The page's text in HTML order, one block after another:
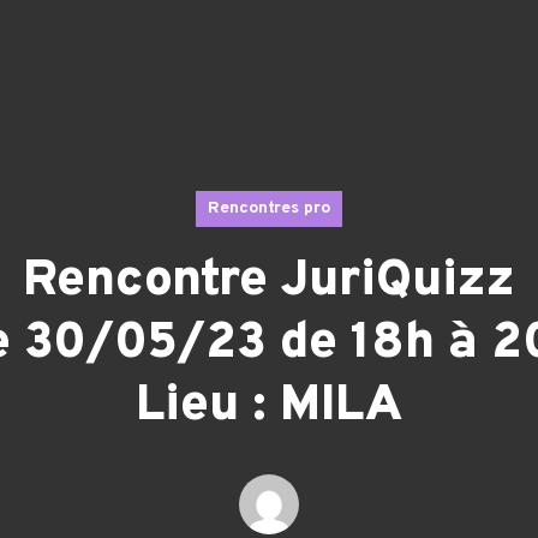
Rencontres pro
Rencontre JuriQuizz
30/05/23 de 18h à
Lieu : MILA